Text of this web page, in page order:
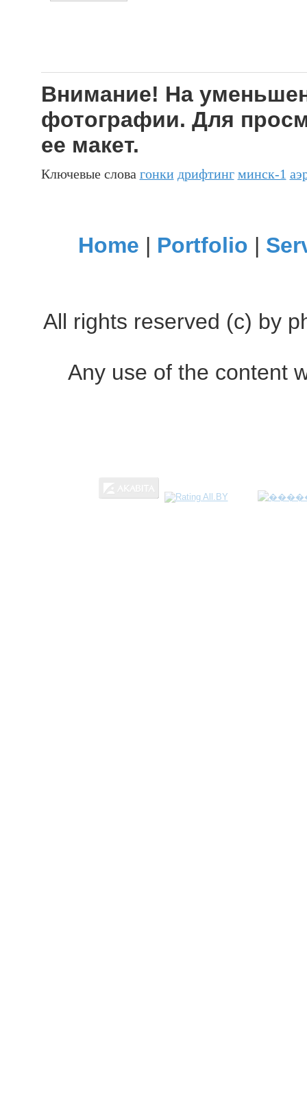
Внимание! На
фотографии. Для
ее макет.
Ключевые слова гонки дрифтинг минск-1
Home | Portfolio |
All rights reserved (c) by
Any use of the content